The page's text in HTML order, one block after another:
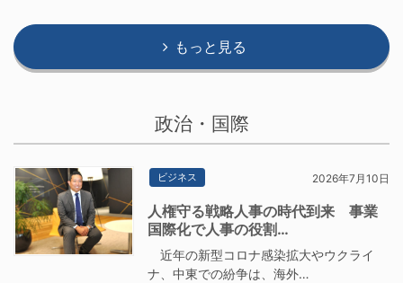
もっと見る
政治・国際
ビジネス 2026年7月10日
人権守る戦略人事の時代到来 事業
国際化で人事の役割…
近年の新型コロナ感染拡大やウクライ
ナ、中東での紛争は、海外…